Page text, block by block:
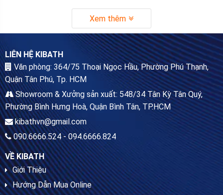
Xem thêm
LIÊN HỆ KIBATH
Văn phòng: 364/75 Thoại Ngọc Hầu, Phường Phú Thạnh,
Quận Tân Phú, Tp. HCM
Showroom & Xưởng sản xuất: 548/34 Tân Kỳ Tân Quý,
Phường Bình Hưng Hoà, Quận Bình Tân, TP.HCM
kibathvn@gmail.com
090.6666.524 - 094.6666.824
VỀ KIBATH
Giới Thiệu
Hướng Dẫn Mua Online